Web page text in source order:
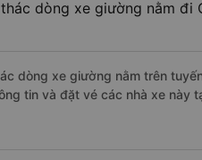
dòng xe giường nằm đi
dòng xe giường nằm trên
tin và đặt vé các nhà xe này